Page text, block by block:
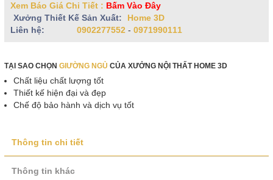
Xem Báo Giá Chi Tiết : Bấm Vào Đây
Xưởng Thiết Kế Sản Xuất:
Home 3D
Liên hệ:
0902277552 - 0971990111
TẠI SAO CHỌN GIƯỜNG NGỦ CỦA XƯỞNG NỘI THẤT HOME 3D
Chất liệu chất lượng tốt
Thiết kế hiện đại và đẹp
Chế độ bảo hành và dịch vụ tốt
Thông tin chi tiết
Thông tin khác